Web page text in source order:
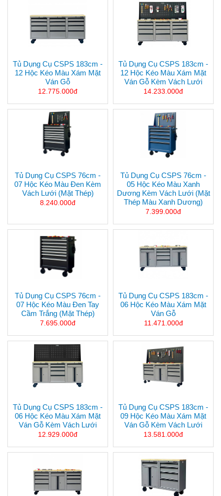
Tủ Dụng Cụ CSPS 183cm -
12 Hộc Kéo Màu Xám Mặt
Ván Gỗ
12.775.000đ
Tủ Dụng Cụ CSPS 183cm -
12 Hộc Kéo Màu Xám Mặt
Ván Gỗ Kèm Vách Lưới
14.233.000đ
Tủ Dụng Cụ CSPS 76cm -
07 Hộc Kéo Màu Đen Kèm
Vách Lưới (mặt Thép)
8.240.000đ
Tủ Dụng Cụ CSPS 76cm -
05 Hộc Kéo Màu Xanh
Dương Kèm Vách Lưới (mặt
Thép Màu Xanh Dương)
7.399.000đ
Tủ Dụng Cụ CSPS 76cm -
07 Hộc Kéo Màu Đen Tay
Cầm Trắng (mặt Thép)
7.695.000đ
Tủ Dụng Cụ CSPS 183cm -
06 Hộc Kéo Màu Xám Mặt
Ván Gỗ
11.471.000đ
Tủ Dụng Cụ CSPS 183cm -
06 Hộc Kéo Màu Xám Mặt
Ván Gỗ Kèm Vách Lưới
12.929.000đ
Tủ Dụng Cụ CSPS 183cm -
09 Hộc Kéo Màu Xám Mặt
Ván Gỗ Kèm Vách Lưới
13.581.000đ